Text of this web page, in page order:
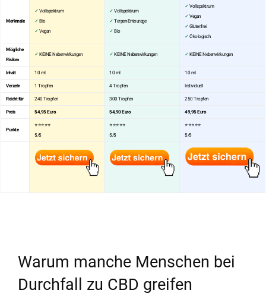
Merkmale
✓ Vollspektrum
✓ Bio
✓ Vegan
✓ Vollspektrum
✓ Terpen-Entourage
✓ Bio
✓ Vollspektrum
✓ Vegan
✓ Glutenfrei
✓ Ökologisch
Mögliche
Risiken
✓ KEINE Nebenwirkungen ✓ KEINE Nebenwirkungen ✓ KEINE Nebenwirkungen
Inhalt 10 ml 10 ml 10 ml
Verzehr 1 Tropfen 4 Tropfen Individuell
Reicht für 240 Tropfen 300 Tropfen 250 Tropfen
Preis 54,95 Euro 54,90 Euro 49,95 Euro
Punkte
⭐⭐⭐⭐⭐
5/5
⭐⭐⭐⭐⭐
5/5
⭐⭐⭐⭐⭐
5/5
Warum manche Menschen bei
Durchfall zu CBD greifen